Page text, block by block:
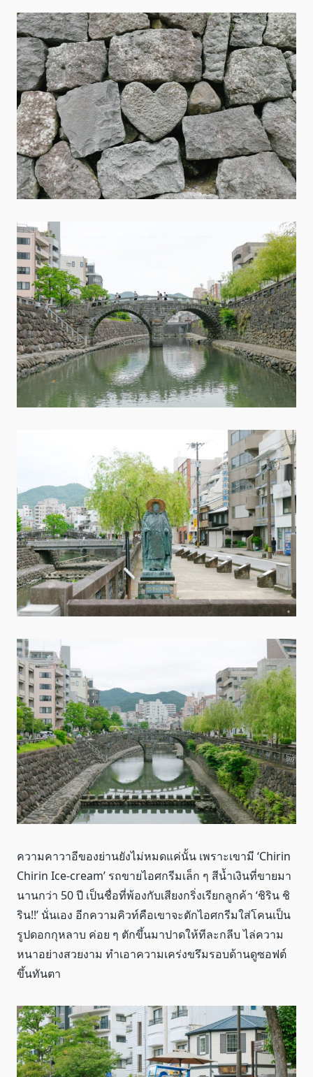
ความคาวาอีของย่านยังไม่หมดแค่นั้น เพราะเขามี ‘Chirin
Chirin Ice-cream’ รถขายไอศกรีมเล็ก ๆ สีน้ำเงินที่ขายมา
นานกว่า 50 ปี เป็นชื่อที่พ้องกับเสียงกริ่งเรียกลูกค้า ‘ชิริน ชิ
ริน!!’ นั่นเอง อีกความคิวท์คือเขาจะตักไอศกรีมใส่โคนเป็น
รูปดอกกุหลาบ ค่อย ๆ ตักขึ้นมาปาดให้ทีละกลีบ ไล่ความ
หนาอย่างสวยงาม ทำเอาความเคร่งขรึมรอบด้านดูซอฟต์
ขึ้นทันตา